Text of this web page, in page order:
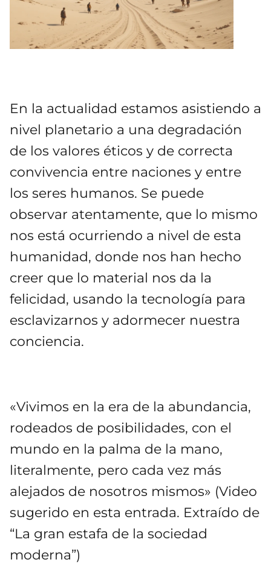
En la actualidad estamos asistiendo a
nivel planetario a una degradación
de los valores éticos y de correcta
convivencia entre naciones y entre
los seres humanos. Se puede
observar atentamente, que lo mismo
nos está ocurriendo a nivel de esta
humanidad, donde nos han hecho
creer que lo material nos da la
felicidad, usando la tecnología para
esclavizarnos y adormecer nuestra
conciencia.
«Vivimos en la era de la abundancia,
rodeados de posibilidades, con el
mundo en la palma de la mano,
literalmente, pero cada vez más
alejados de nosotros mismos» (Video
sugerido en esta entrada. Extraído de
“La gran estafa de la sociedad
moderna”)